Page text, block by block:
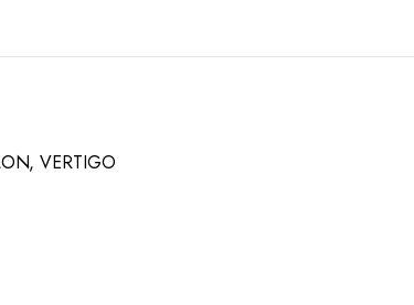
VERTIGO